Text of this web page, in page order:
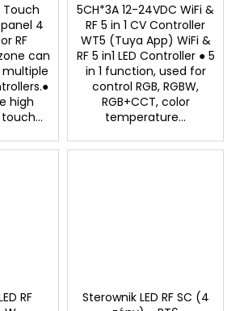
Touch
4
RF
can
high
5CH*3A 12-24VDC WiFi &
RF 5 in 1 CV Controller
WT5 (Tuya App) WiFi &
RF 5 in1 LED Controller ● 5
in 1 function, used for
control RGB, RGBW,
RGB+CCT, color
temperature...
RF
Sterownik LED RF SC (4